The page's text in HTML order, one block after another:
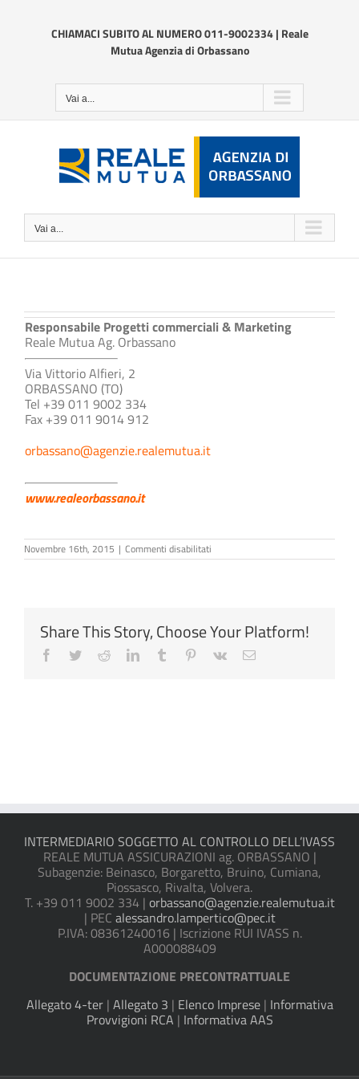
contenutoCHIAMACI SUBITO AL NUMERO 011-9002334 | Reale
Mutua Agenzia di Orbassano
Vai a...
Vai a...
Responsabile Progetti commerciali & Marketing
Reale Mutua Ag. Orbassano
Via Vittorio Alfieri, 2
ORBASSANO (TO)
Tel +39 011 9002 334
Fax +39 011 9014 912
orbassano@agenzie.realemutua.it
www.realeorbassano.it
Novembre 16th, 2015 | Commenti disabilitati
Francesca
Share This Story, Choose Your Platform!
Facebook
TwitterRedditLinkedInTumblr Pinterest
Vk Email
INTERMEDIARIO SOGGETTO AL CONTROLLO DELL’IVASS
REALE MUTUA ASSICURAZIONI ag. ORBASSANO |
Subagenzie: Beinasco, Borgaretto, Bruino, Cumiana,
Piossasco, Rivalta, Volvera.
T. +39 011 9002 334 | orbassano@agenzie.realemutua.it
| PEC alessandro.lampertico@pec.it
P.IVA: 08361240016 | Iscrizione RUI IVASS n.
A000088409
DOCUMENTAZIONE PRECONTRATTUALE
Allegato 4-ter| Allegato 3 | Elenco Imprese| Informativa
Provvigioni RCA | Informativa AAS